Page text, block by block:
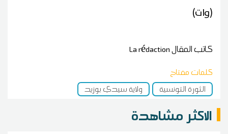
(وات)
كاتب المقالLa rédaction
كلمات مفتاح
الثورة التونسية
ولاية سيدي بوزيد
الاكثر مشاهدة